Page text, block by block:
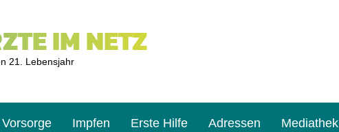
IM NETZ
21. Lebensjahr
Vorsorge Impfen Erste Hilfe Adressen Mediathek